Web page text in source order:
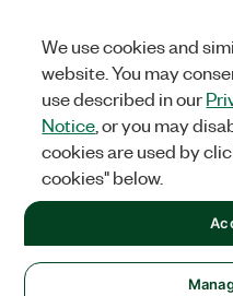
站建議
©2026NATIONAL
We use cookies and
website. You may
use described in our
Notice , or you may
cookies are used by
cookies" below.